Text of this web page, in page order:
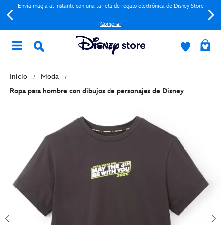
Envía magia al instante con una tarjeta de regalo electrónica de Disney Store
-
Comprar
Inicio
Moda
Ropa para hombre con dibujos de personajes de Disney